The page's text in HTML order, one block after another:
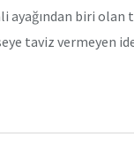
biri olan
taviz vermeyen